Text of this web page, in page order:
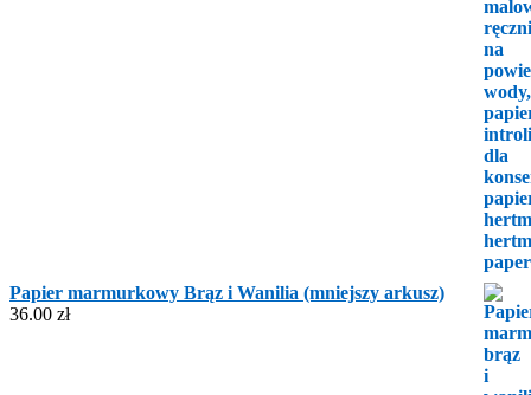
Papier marmurkowy Brąz i Wanilia (mniejszy arkusz)
36.00 zł